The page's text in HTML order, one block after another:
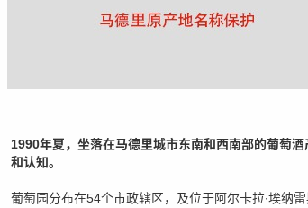
1990年夏，坐落在马德里城市东南和西南部的葡萄
和认知。
葡萄园分布在54个市政辖区，及位于阿尔卡拉∙埃纳